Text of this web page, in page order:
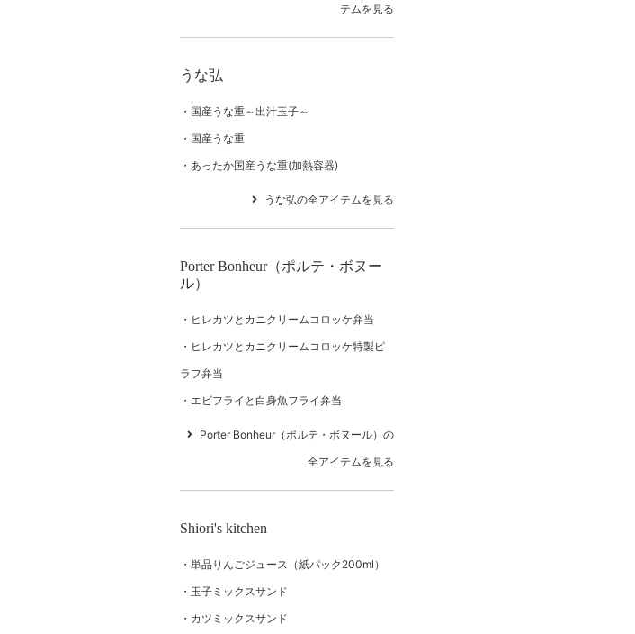
テムを見る
うな弘
国産うな重～出汁玉子～
国産うな重
あったか国産うな重(加熱容器)
うな弘の全アイテムを見る
Porter Bonheur（ポルテ・ボヌー
ル）
ヒレカツとカニクリームコロッケ弁当
ヒレカツとカニクリームコロッケ特製ピ
ラフ弁当
エビフライと白身魚フライ弁当
Porter Bonheur（ポルテ・ボヌール）の
全アイテムを見る
Shiori's kitchen
単品りんごジュース（紙パック200ml）
玉子ミックスサンド
カツミックスサンド